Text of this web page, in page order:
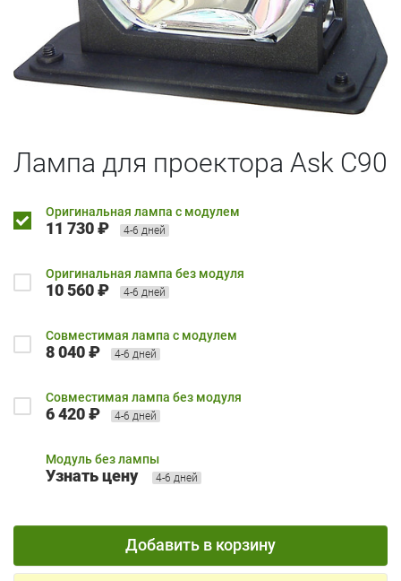
Лампа для проектора Ask C90
Оригинальная лампа с модулем
11 730 ₽ 4-6 дней
Оригинальная лампа без модуля
10 560 ₽ 4-6 дней
Совместимая лампа с модулем
8 040 ₽ 4-6 дней
Совместимая лампа без модуля
6 420 ₽ 4-6 дней
Модуль без лампы
Узнать цену 4-6 дней
Добавить в корзину